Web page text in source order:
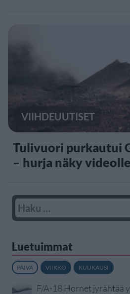
VIIHDEUUTISET
Tulivuori purkautui
– hurja näky videolle
Luetuimmat
PÄIVÄ VIIKKO KUUKAUSI
F/A-18 Hornet jyrähtää